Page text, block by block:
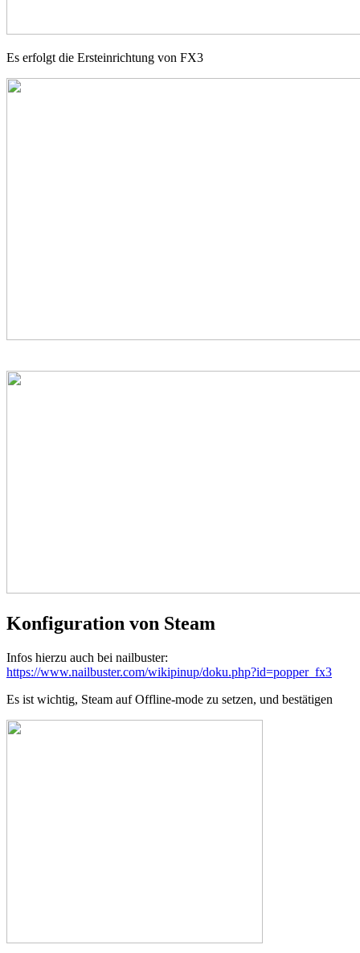
Es erfolgt die Ersteinrichtung von FX3
Konfiguration von Steam
Infos hierzu auch bei nailbuster:
https://www.nailbuster.com/wikipinup/doku.php?id=popper_fx3
Es ist wichtig, Steam auf Offline-mode zu setzen, und bestätigen